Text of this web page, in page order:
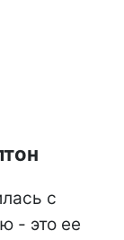
с
- это ее